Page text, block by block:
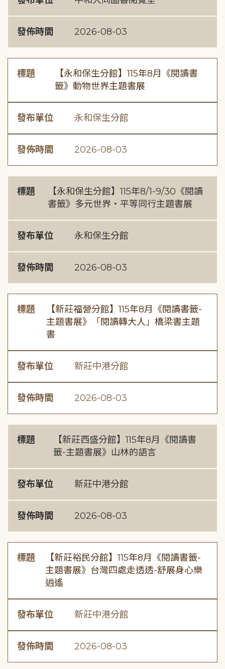
發佈時間 2026-08-03
標題
【永和保生分館】115年8月《閱讀書
籤》動物世界主題書展
發布單位 永和保生分館
發佈時間 2026-08-03
標題
【永和保生分館】115年8/1-9/30《閱讀
書籤》多元世界・平等同行主題書展
發布單位 永和保生分館
發佈時間 2026-08-03
標題
【新莊福營分館】115年8月《閱讀書籤-
主題書展》「閱讀轉大人」橋梁書主題
書
發布單位 新莊中港分館
發佈時間 2026-08-03
標題
【新莊西盛分館】115年8月《閱讀書
籤-主題書展》山林的語言
發布單位 新莊中港分館
發佈時間 2026-08-03
標題
【新莊裕民分館】115年8月《閱讀書籤-
主題書展》台灣四處走透透-舒展身心樂
逍遙
發布單位 新莊中港分館
發佈時間 2026-08-03